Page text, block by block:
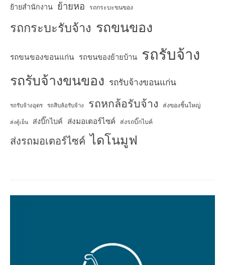
ย้ายสำนักงาน ย้ายหอ รถกระบะขนของ
รถกระบะรับจ้าง รถขนของ
รถขนของขอนแก่น รถขนของย้ายบ้าน รถรับจ้าง
รถรับจ้างขนของ รถรับจ้างขอนแก่น
รถรับจ้างอุดร รถสิบล้อรับจ้าง รถหกล้อรับจ้าง ส่งของชิ้นใหญ่
ส่งตู้เย็น ส่งบิ๊กไบค์ ส่งมอเตอร์ไซค์ ส่งรถบิ๊กไบค์
ส่งรถมอเตอร์ไซค์ ไดโนมูฟ